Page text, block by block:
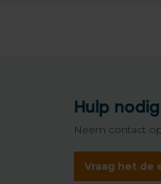
Hulp
Neem contact
Vraag het de